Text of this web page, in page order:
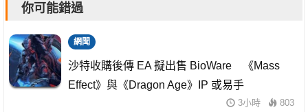
你可能錯過
網聞
沙特收購後傳 EA 擬出售 BioWare 《Mass
Effect》與《Dragon Age》IP 或易手
3小時 803